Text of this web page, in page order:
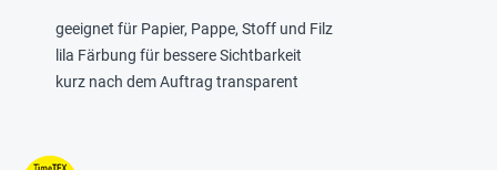
geeignet für Papier, Pappe, Stoff und Filz
lila Färbung für bessere Sichtbarkeit
kurz nach dem Auftrag transparent